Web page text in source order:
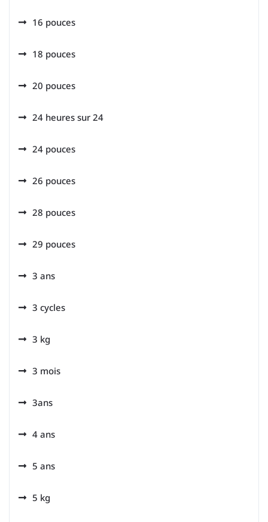
16 pouces
18 pouces
20 pouces
24 heures sur 24
24 pouces
26 pouces
28 pouces
29 pouces
3 ans
3 cycles
3 kg
3 mois
3ans
4 ans
5 ans
5 kg